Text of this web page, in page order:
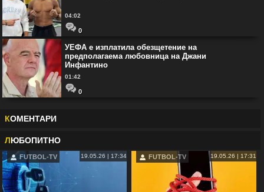
04:02
0
УЕФА е изплатила обезщетение на
предполагаема любовница на Джани
Инфантино
01:42
0
КОМЕНТАРИ
ЛЮБОПИТНО
FUTBOL-TV 19.05.26 | 17:34 FUTBOL-TV 19.05.26 | 17:31